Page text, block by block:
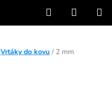
Hľadať
KOŠÍK
Vrtáky do kovu / 2 mm